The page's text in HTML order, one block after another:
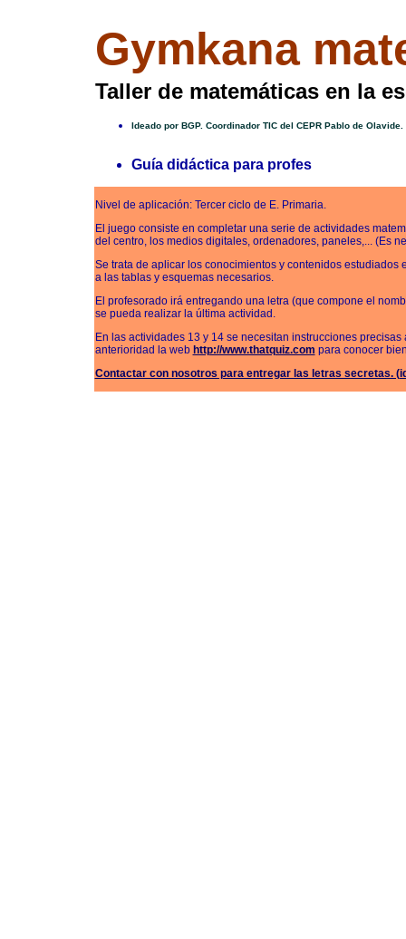
Gymkana
Taller de matemáticas en la
Ideado por BGP. Coordinador TIC del CEPR Pablo de Olavide.
Guía didáctica para profes
Nivel de aplicación: Tercer ciclo de E. Primaria.
El juego consiste en completar una serie de actividades
del centro, los medios digitales, ordenadores, paneles,... (Es
Se trata de aplicar los conocimientos y contenidos
a las tablas y esquemas necesarios.
El profesorado irá entregando una letra (que compone el
se pueda realizar la última actividad.
En las actividades 13 y 14 se necesitan instrucciones
anterioridad la web http://www.thatquiz.com para conocer
Contactar con nosotros para entregar las letras secretas.